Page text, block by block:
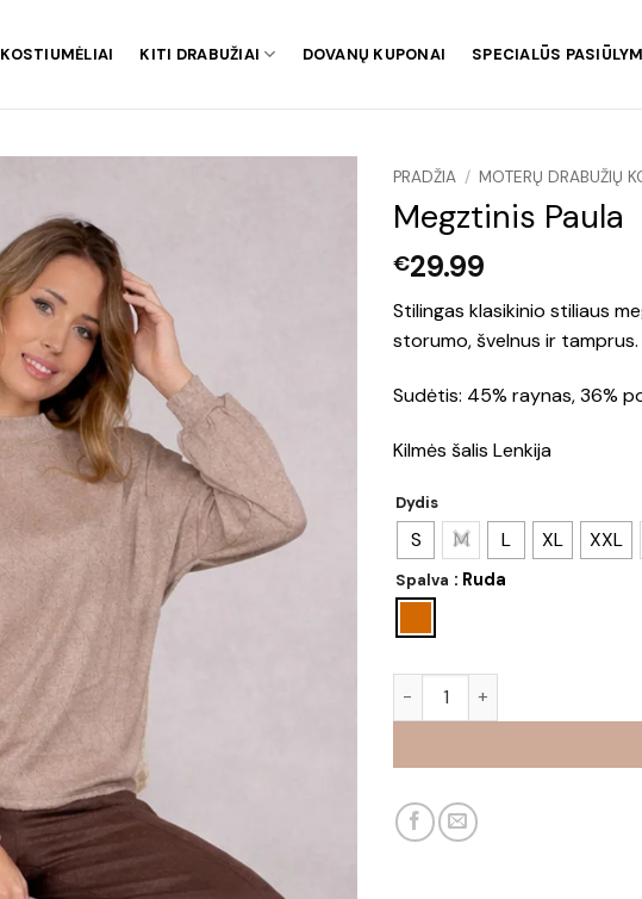
KOSTIUMĖLIAI KITI DRABUŽIAI DOVANŲ KUPONAI SPECIALŪS
PRADŽIA / MOTERŲ DRABUŽIŲ
Megztinis Paula
€29.99
Stilingas klasikinio stiliaus
storumo, švelnus ir tamprus.
Sudėtis: 45% raynas, 36%
Kilmės šalis Lenkija
Dydis
S M L XL XXL
Spalva : Ruda
produkto kiekis: Megztinis